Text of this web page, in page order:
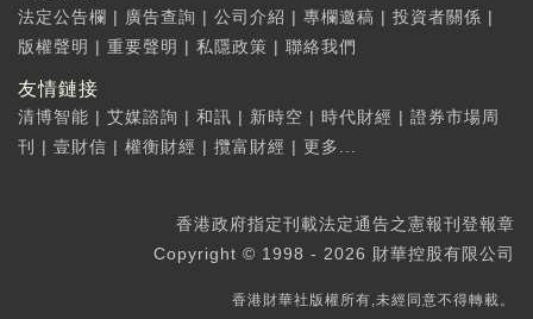
法定公告欄 | 廣告查詢 | 公司介紹 | 專欄邀稿 | 投資者關係 |
版權聲明 | 重要聲明 | 私隱政策 | 聯絡我們
友情鏈接
清博智能 | 艾媒諮詢 | 和訊 | 新時空 | 時代財經 | 證券市場周
刊
| 壹財信 | 權衡財經 | 攬富財經 | 更多...
香港政府指定刊載法定通告之憲報刊登報章
Copyright © 1998 - 2026 財華控股有限公司
香港財華社版權所有,未經同意不得轉載。